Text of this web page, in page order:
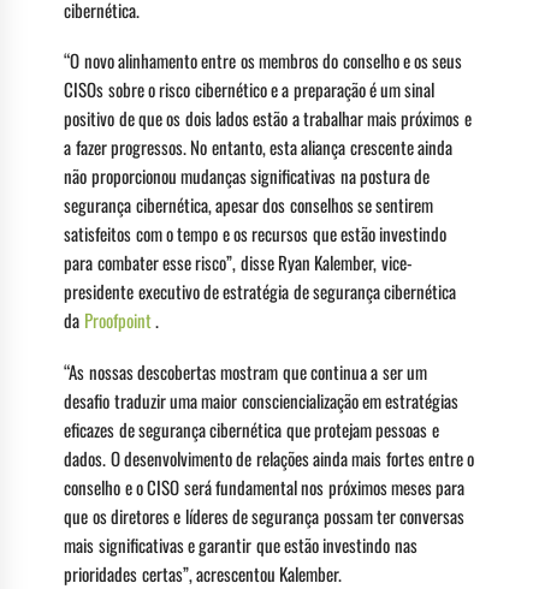
cibernética.
“O novo alinhamento entre os membros do conselho e os seus
CISOs sobre o risco cibernético e a preparação é um sinal
positivo de que os dois lados estão a trabalhar mais próximos e
a fazer progressos. No entanto, esta aliança crescente ainda
não proporcionou mudanças significativas na postura de
segurança cibernética, apesar dos conselhos se sentirem
satisfeitos com o tempo e os recursos que estão investindo
para combater esse risco”, disse Ryan Kalember, vice-
presidente executivo de estratégia de segurança cibernética
da Proofpoint.
“As nossas descobertas mostram que continua a ser um
desafio traduzir uma maior consciencialização em estratégias
eficazes de segurança cibernética que protejam pessoas e
dados. O desenvolvimento de relações ainda mais fortes entre o
conselho e o CISO será fundamental nos próximos meses para
que os diretores e líderes de segurança possam ter conversas
mais significativas e garantir que estão investindo nas
prioridades certas”, acrescentou Kalember.